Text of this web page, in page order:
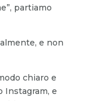
partiamo
e non
chiaro e
Instagram, e